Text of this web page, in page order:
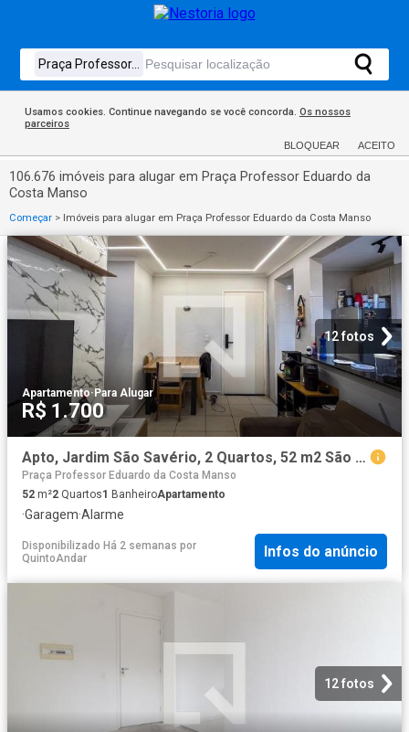
Usamos cookies. Continue navegando se você concorda. Os nossos
parceiros
BLOQUEAR ACEITO
106.676 imóveis para alugar em Praça Professor Eduardo da
Costa Manso
Começar > Imóveis para alugar em Praça Professor Eduardo da Costa Manso
12 fotos
Apartamento·Para Alugar
R$ 1.700
Apto, Jardim São Savério, 2 Quartos, 52 m2 São Paulo
Praça Professor Eduardo da Costa Manso
52 m²2 Quartos1 BanheiroApartamento
·Garagem·Alarme
Disponibilizado Há 2 semanas por
QuintoAndar
Infos do anúncio
12 fotos